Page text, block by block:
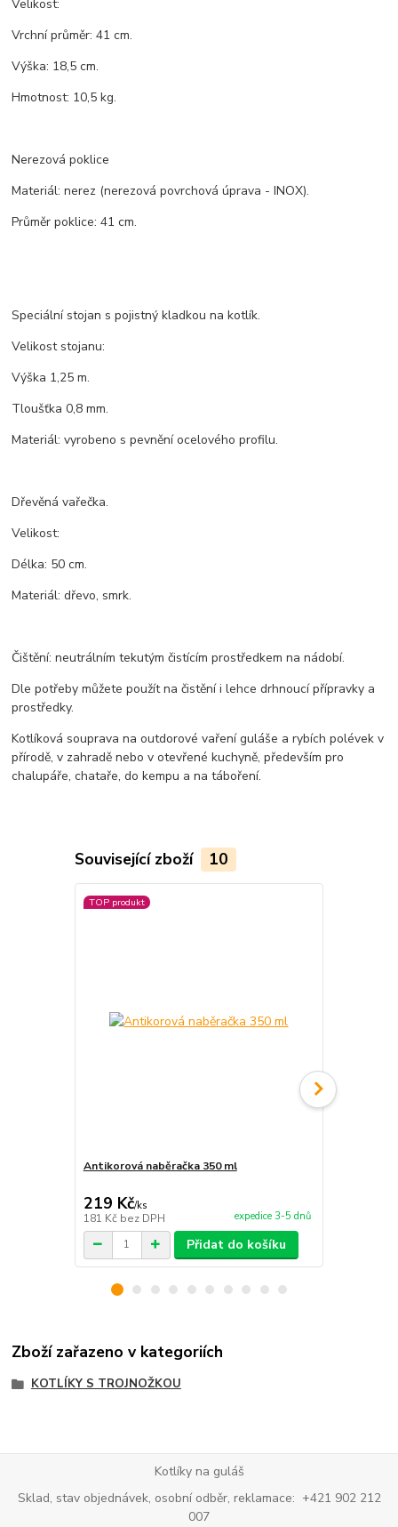
Velikost:
Vrchní průměr: 41 cm.
Výška: 18,5 cm.
Hmotnost: 10,5 kg.
Nerezová poklice
Materiál: nerez (nerezová povrchová úprava - INOX).
Průměr poklice: 41 cm.
Speciální stojan s pojistný kladkou na kotlík.
Velikost stojanu:
Výška 1,25 m.
Tloušťka 0,8 mm.
Materiál: vyrobeno s pevnění ocelového profilu.
Dřevěná vařečka.
Velikost:
Délka: 50 cm.
Materiál: dřevo, smrk.
Čištění: neutrálním tekutým čistícím prostředkem na nádobí.
Dle potřeby můžete použít na čistění i lehce drhnoucí přípravky a
prostředky.
Kotlíková souprava na outdorové vaření guláše a rybích polévek v
přírodě, v zahradě nebo v otevřené kuchyně, především pro
chalupáře, chataře, do kempu a na táboření.
Související zboží 10
TOP produkt
Antikorová naběračka 350 ml
219 Kč/ks
181 Kč bez DPH expedice 3-5 dnů
Přidat do košíku
Zboží zařazeno v kategoriích
KOTLÍKY S TROJNOŽKOU
Kotlíky na guláš
Sklad, stav objednávek, osobní odběr, reklamace: +421 902 212
007